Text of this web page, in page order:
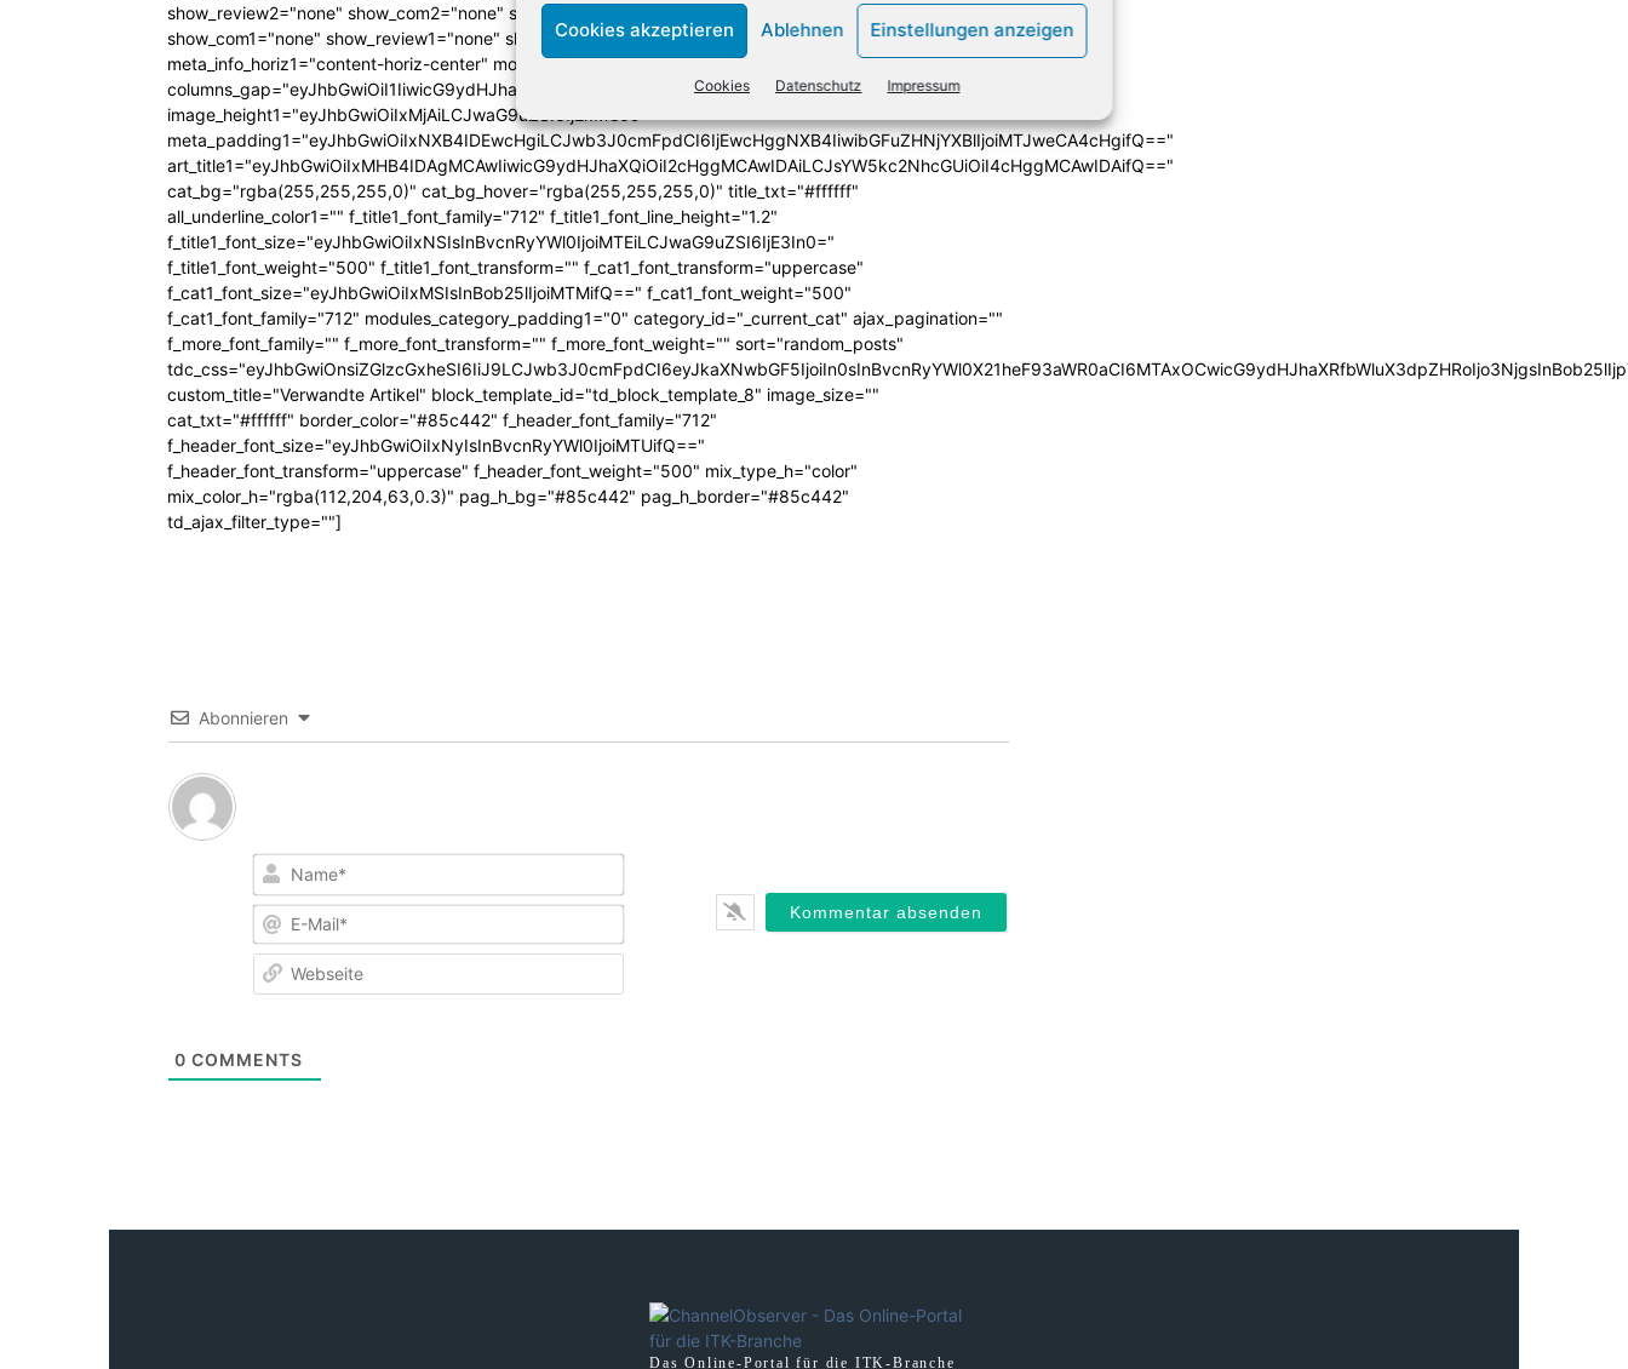
Cookies akzeptieren Ablehnen Einstellungen anzeigen
Cookies Datenschutz Impressum
show_review2="none" show_com2="none" show_excerpt2="none" show_excerpt1="none"
show_com1="none" show_review1="none" show_date1="none" show_author1="none"
meta_info_horiz1="content-horiz-center" modules_space1="eyJhbGwiOiIwIiwicGhvbmUiOiIzIn0="
columns_gap="eyJhbGwiOiI1IiwicG9ydHJhaXQiOiIzIiwibGFuZHNjYXBlIjoiNCIsInBob25lIjoiMCJ9"
image_height1="eyJhbGwiOiIxMjAiLCJwaG9uZSI6IjExMCJ9"
meta_padding1="eyJhbGwiOiIxNXB4IDEwcHgiLCJwb3J0cmFpdCI6IjEwcHggNXB4IiwibGFuZHNjYXBlIjoiMTJweCA4cHgifQ=="
art_title1="eyJhbGwiOiIxMHB4IDAgMCAwIiwicG9ydHJhaXQiOiI2cHggMCAwIDAiLCJsYW5kc2NhcGUiOiI4cHggMCAwIDAifQ=="
cat_bg="rgba(255,255,255,0)" cat_bg_hover="rgba(255,255,255,0)" title_txt="#ffffff"
all_underline_color1="" f_title1_font_family="712" f_title1_font_line_height="1.2"
f_title1_font_size="eyJhbGwiOiIxNSIsInBvcnRyYWl0IjoiMTEiLCJwaG9uZSI6IjE3In0="
f_title1_font_weight="500" f_title1_font_transform="" f_cat1_font_transform="uppercase"
f_cat1_font_size="eyJhbGwiOiIxMSIsInBob25lIjoiMTMifQ==" f_cat1_font_weight="500"
f_cat1_font_family="712" modules_category_padding1="0" category_id="_current_cat" ajax_pagination=""
f_more_font_family="" f_more_font_transform="" f_more_font_weight="" sort="random_posts"
custom_title="Verwandte Artikel" block_template_id="td_block_template_8" image_size=""
cat_txt="#ffffff" border_color="#85c442" f_header_font_family="712"
f_header_font_size="eyJhbGwiOiIxNyIsInBvcnRyYWl0IjoiMTUifQ=="
f_header_font_transform="uppercase" f_header_font_weight="500" mix_type_h="color"
mix_color_h="rgba(112,204,63,0.3)" pag_h_bg="#85c442" pag_h_border="#85c442"
td_ajax_filter_type=""]
Abonnieren
Name*
E-
0 COMMENTS
Das Online-Portal für die ITK-Branche